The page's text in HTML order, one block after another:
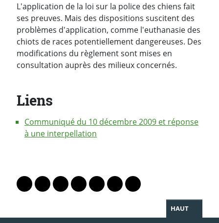
L'application de la loi sur la police des chiens fait
ses preuves. Mais des dispositions suscitent des
problèmes d'application, comme l'euthanasie des
chiots de races potentiellement dangereuses. Des
modifications du règlement sont mises en
consultation auprès des milieux concernés.
Liens
Communiqué du 10 décembre 2009 et réponse
à une interpellation
Lien vers le profil Mastodon
Lien vers le profil Bluesky
Lien vers le profil Instagram
Lien vers le profil Linkedin
Lien vers le profil Facebook
Lien vers le profil Twitter
Partager par WhatsApp
HAUT